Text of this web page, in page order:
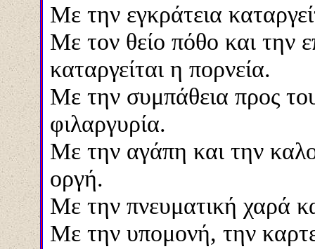
Με την εγκράτεια
Με τον θείο πόθο και την
καταργείταιη πορνεία.
Με την συμπάθεια προς
φιλαργυρία.
Με την αγάπη και την
οργή.
Με την πνευματική χαρά
Με την υπομονή, την